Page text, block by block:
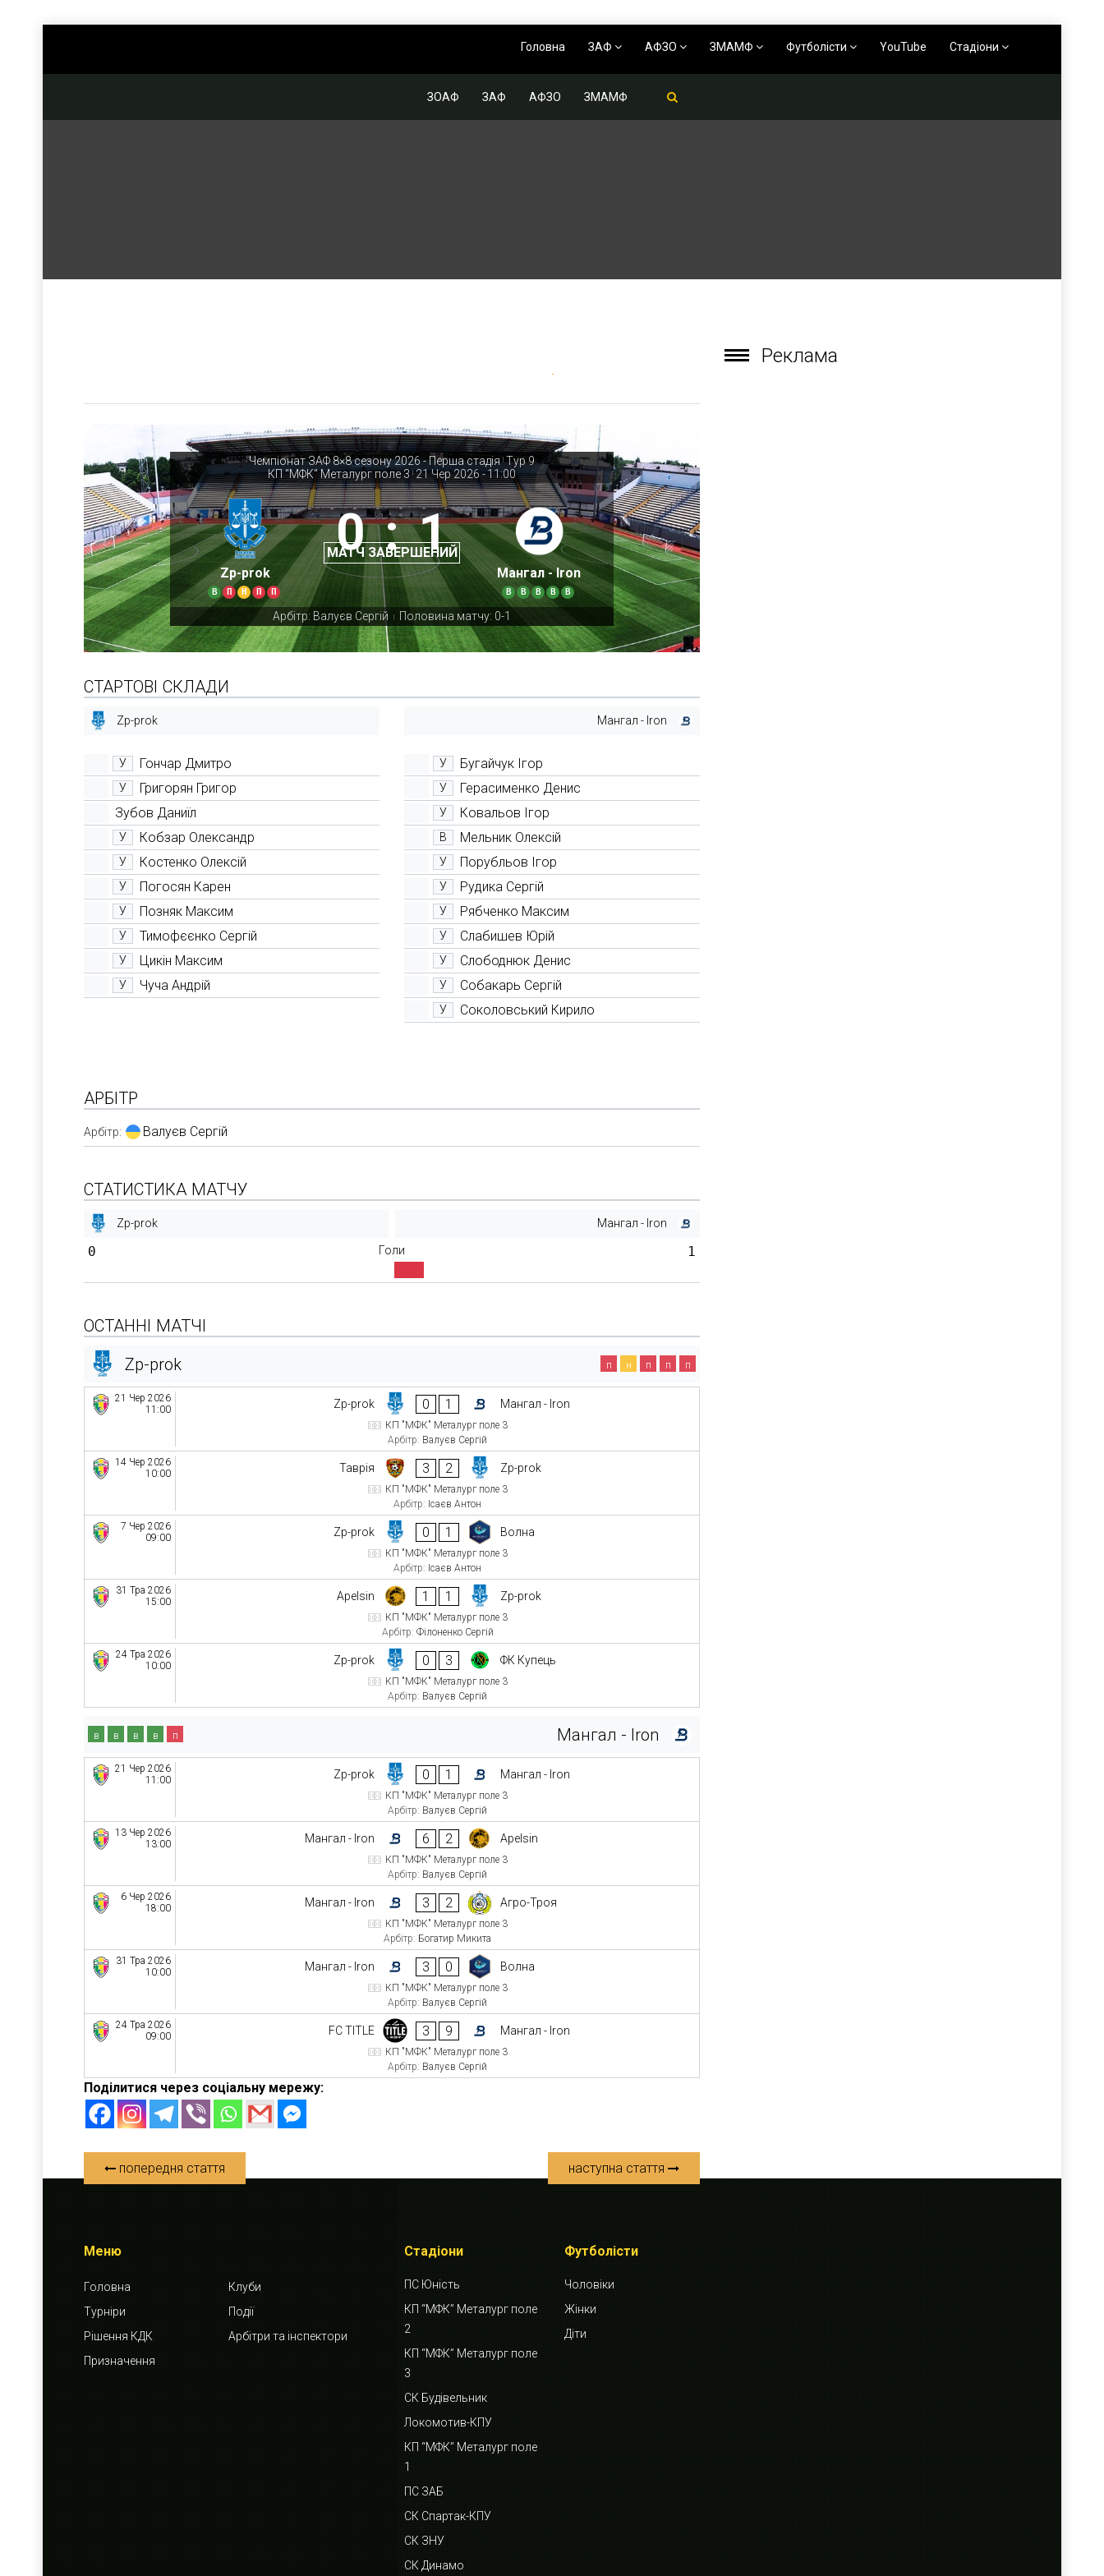
Головна ЗАФ АФЗО ЗМАМФ Футболісти YouTube Стадіони
ЗОАФ ЗАФ АФЗО ЗМАМФ
Чемпіонат ЗАФ 8×8 сезону 2026 - Перша стадія | Тур 9
КП "МФК" Металург поле 3 | 21 Чер 2026-11:00
Zp-prok
В П Н П П
0 : 1
МАТЧ ЗАВЕРШЕНИЙ
Мангал - Iron
В В В В В
Арбітр: Валуєв Сергій | Половина матчу: 0-1
СТАРТОВІ СКЛАДИ
Zp-prok
У Гончар Дмитро
У
Григорян Григор
Зубов Даниїл
У Кобзар Олександр
У Костенко Олексій
У Погосян Карен
У Позняк Максим
У Тимофєєнко Сергій
У Цикін Максим
У Чуча Андрій
Мангал - Iron
У Бугайчук Ігор
У Герасименко Денис
У Ковальов Ігор
В Мельник Олексій
У Порубльов Ігор
У Рудика Сергій
У Рябченко Максим
У Слабишев Юрій
У Слободнюк Денис
У Собакарь Сергій
У Соколовський Кирило
АРБІТР
Арбітр: Валуєв Сергій
СТАТИСТИКА МАТЧУ
Zp-prok Мангал - Iron
0 Голи 1
ОСТАННІ МАТЧІ
Zp-prok
п н п п п
21 Чер 2026
11:00
Zp-prok 0 1 Мангал - Iron
КП "МФК" Металург поле 3
Арбітр: Валуєв Сергій
14 Чер 2026
10:00
Таврія 3 2 Zp-prok
КП "МФК" Металург поле 3
Арбітр: Ісаєв Антон
7 Чер 2026
09:00
Zp-prok 0 1 Волна
КП "МФК" Металург поле 3
Арбітр: Ісаєв Антон
31 Тра 2026
15:00
Apelsin 1 1 Zp-prok
КП "МФК" Металург поле 3
Арбітр: Філоненко Сергій
24 Тра 2026
10:00
Zp-prok 0 3 ФК Купець
КП "МФК" Металург поле 3
Арбітр: Валуєв Сергій
Мангал - Iron
в в в в п
21 Чер 2026
11:00
Zp-prok 0 1 Мангал - Iron
КП "МФК" Металург поле 3
Арбітр: Валуєв Сергій
13 Чер 2026
13:00
Мангал - Iron 6 2 Apelsin
КП "МФК" Металург поле 3
Арбітр: Валуєв Сергій
6 Чер 2026
18:00
Мангал - Iron 3 2 Агро-Троя
КП "МФК" Металург поле 3
Арбітр: Богатир Микита
31 Тра 2026
10:00
Мангал - Iron 3 0 Волна
КП "МФК" Металург поле 3
Арбітр: Валуєв Сергій
24 Тра 2026
09:00
FC TITLE 3 9 Мангал - Iron
КП "МФК" Металург поле 3
Арбітр: Валуєв Сергій
Поділитися через соціальну мережу:
попередня стаття наступна стаття
Реклама
Меню
Головна
Клуби
Турніри
Події
Рішення КДК
Арбітри та інспектори
Призначення
Стадіони
ПС Юність
КП “МФК” Металург поле
2
КП “МФК” Металург поле
3
СК Будівельник
Локомотив-КПУ
КП “МФК” Металург поле
1
ПС ЗАБ
СК Спартак-КПУ
СК ЗНУ
СК Динамо
Футболісти
Чоловіки
Жінки
Діти